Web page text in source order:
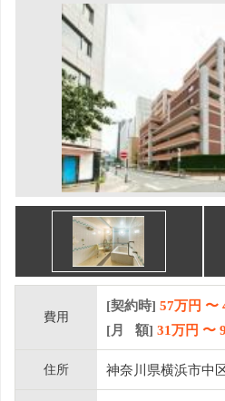
費用
[契約時] 57万円 〜
[月 額] 31万円 〜
住所 神奈川県横浜市中